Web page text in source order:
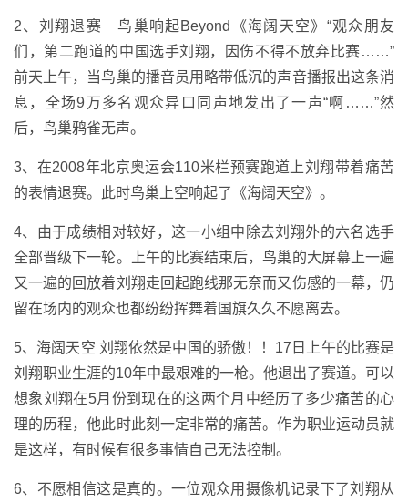
2、刘翔退赛 鸟巢响起Beyond《海阔天空》“观众朋友
们，第二跑道的中国选手刘翔，因伤不得不放弃比赛……”
前天上午，当鸟巢的播音员用略带低沉的声音播报出这条消
息，全场9万多名观众异口同声地发出了一声“啊……”然
后，鸟巢鸦雀无声。
3、在2008年北京奥运会110米栏预赛跑道上刘翔带着痛苦
的表情退赛。此时鸟巢上空响起了《海阔天空》。
4、由于成绩相对较好，这一小组中除去刘翔外的六名选手
全部晋级下一轮。上午的比赛结束后，鸟巢的大屏幕上一遍
又一遍的回放着刘翔走回起跑线那无奈而又伤感的一幕，仍
留在场内的观众也都纷纷挥舞着国旗久久不愿离去。
5、海阔天空 刘翔依然是中国的骄傲！！17日上午的比赛是
刘翔职业生涯的10年中最艰难的一枪。他退出了赛道。可以
想象刘翔在5月份到现在的这两个月中经历了多少痛苦的心
理的历程，他此时此刻一定非常的痛苦。作为职业运动员就
是这样，有时候有很多事情自己无法控制。
6、不愿相信这是真的。一位观众用摄像机记录下了刘翔从